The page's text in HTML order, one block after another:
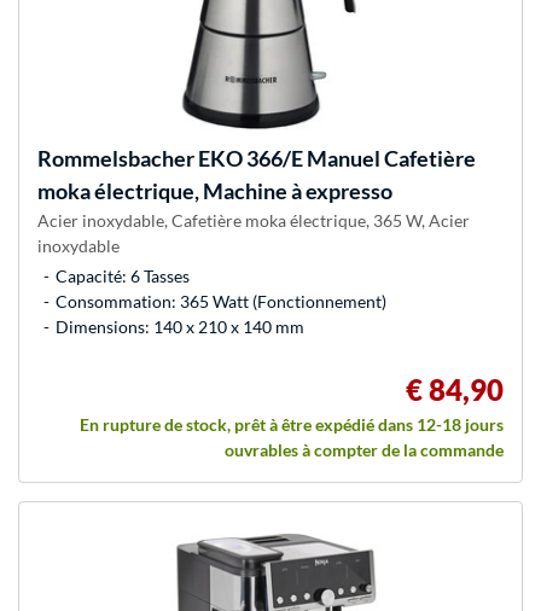
RommelsbacherEKO 366/E Manuel Cafetière
moka électrique, Machine à expresso
Acier inoxydable, Cafetière moka électrique, 365 W, Acier
inoxydable
Capacité: 6 Tasses
Consommation: 365 Watt (Fonctionnement)
Dimensions: 140 x 210 x 140 mm
€ 84,90
En rupture de stock, prêt à être expédié dans 12-18 jours
ouvrables à compter de la commande